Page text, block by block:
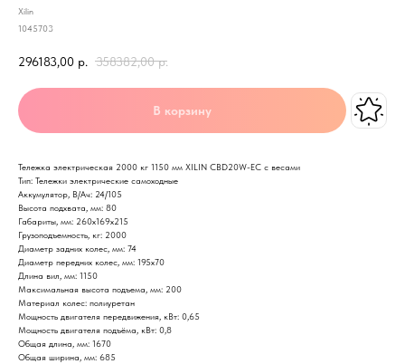
Xilin
1045703
296183,00 р. 358382,00 р.
В корзину
Тележка электрическая 2000 кг 1150 мм XILIN CBD20W-EC с весами
Тип: Тележки электрические самоходные
Аккумулятор, В/Ач: 24/105
Высота подхвата, мм: 80
Габариты, мм: 260х169х215
Грузоподъемность, кг: 2000
Диаметр задних колес, мм: 74
Диаметр передних колес, мм: 195х70
Длина вил, мм: 1150
Максимальная высота подъема, мм: 200
Материал колес: полиуретан
Мощность двигателя передвижения, кВт: 0,65
Мощность двигателя подъёма, кВт: 0,8
Общая длина, мм: 1670
Общая ширина, мм: 685